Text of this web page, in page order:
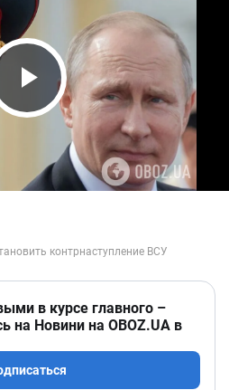
Video
в курсе главного –
на Новини на OBOZ.UA в